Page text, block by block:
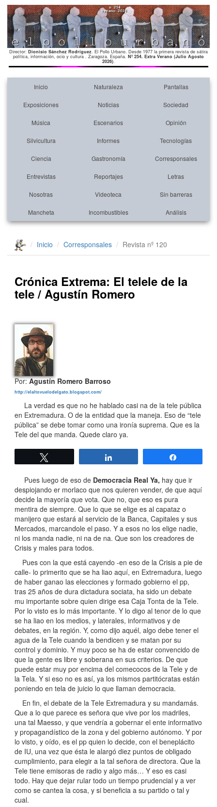
Director: Dionisio Sánchez Rodríguez. El Pollo Urbano. Desde 1977 la primera revista de sátira
política, información, ocio y cultura . Zaragoza. España. Nº 254. Extra Verano (Julio Agosto
2026).
Inicio Naturaleza Pantallas
Exposiciones Noticias Sociedad
Música Escenarios Opinión
Silvicultura Informes Tecnologías
Ciencia Gastronomía Corresponsales
Entrevistas Reportajes Letras
Nosotras Videoteca Sin barreras
Mancheta Incombustibles Análisis
Inicio Corresponsales Revista nº 120
Crónica Extrema: El telele de la
tele / Agustín Romero
Por:Agustín Romero Barroso
http://elaltovuelodelgato.blogspot.com/
La verdad es que no he hablado casi na de la tele pública
en Extremadura. O de la entidad que la maneja. Eso de “tele
pública” se debe tomar como una ironía suprema. Que es la
Tele del que manda. Quede claro ya.
Pues luego de eso de Democracia Real Ya, hay que ir
despiojando er morlaco que nos quieren vender, de que aquí
decide la mayoría que vota. Que no, que eso es pura
mentira de siempre. Que lo que se elige es al capataz o
manijero que estará al servicio de la Banca, Capitales y sus
Mercados, marcandole el paso. Y a esos no los elige nadie,
ni los manda nadie, ni na de na. Que son los creadores de
Crisis y males para todos.
Pues con la que está cayendo -en eso de la Crisis a pie de
calle- lo primerito que se ha liao aquí, en Extremadura, luego
de haber ganao las elecciones y formado gobierno el pp,
tras 25 años de dura dictadura sociata, ha sido un debate
mu importante sobre quien dirige esa Caja Tonta de la Tele.
Por lo visto es lo más importante. Y lo digo al tenor de lo que
se ha liao en los medios, y laterales, informativos y de
debates, en la región. Y, como dijo aquél, algo debe tener el
agua de la Tele cuando la bendicen y se matan por su
control y dominio. Y muy poco se ha de estar convencido de
que la gente es libre y soberana en sus criterios. De que
puede estar muy por encima del comecocos de la Tele y de
la Tela. Y si eso no es así, ya los mismos partitócratas están
poniendo en tela de juicio lo que llaman democracia.
En fin, el debate de la Tele Extremadura y su mandamás.
Que a lo que parece es señora que vive por los madriles,
una tal Maesso, y que vendría a gobernar el ente informativo
y propagandístico de la zona y del gobierno autónomo. Y por
lo visto, y oído, es el pp quien lo decide, con el beneplácito
de IU, una vez que ésta le alargó diez puntos de obligado
cumplimiento, para elegir a la tal señora de directora. Que la
Tele tiene emisoras de radio y algo más… Y eso es casi
todo. Hay que dejar rular todo un tiempo prudencial y a ver
como se cantea la cosa, y si beneficia a su partido o tal y
cual.